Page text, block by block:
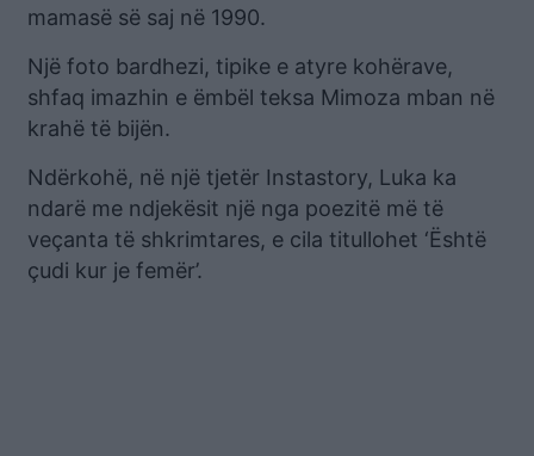
mamasë së saj në 1990.
Një foto bardhezi, tipike e atyre kohërave,
shfaq imazhin e ëmbël teksa Mimoza mban në
krahë të bijën.
Ndërkohë, në një tjetër Instastory, Luka ka
ndarë me ndjekësit një nga poezitë më të
veçanta të shkrimtares, e cila titullohet ‘Është
çudi kur je femër’.